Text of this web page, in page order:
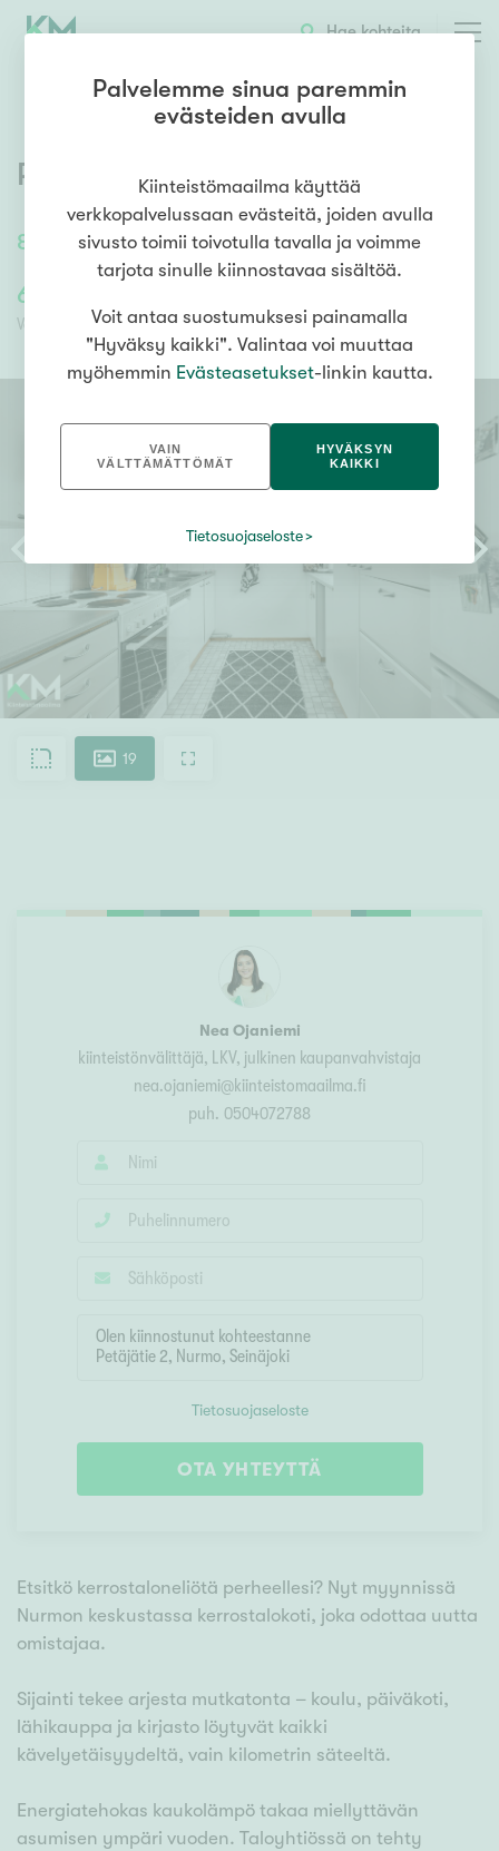
Hae kohteita
82 4h, k, ph, erill. wc, lasitettu parveke
Petäjätie 2,Nurmo,Seinäjoki
69 000,00 €
Velaton hinta Myyntihinta
19
Nea Ojaniemi
kiinteistönvälittäjä, LKV, julkinen kaupanvahvistaja
nea.ojaniemi@kiinteistomaailma.fi
puh. 0504072788
Tietosuojaseloste
OTA YHTEYTTÄ
Etsitkö kerrostaloneliötä perheellesi? Nyt myynnissä
Nurmon keskustassa kerrostalokoti, joka odottaa uutta
omistajaa.
Sijainti tekee arjesta mutkatonta – koulu, päiväkoti,
lähikauppa ja kirjasto löytyvät kaikki
kävelyetäisyydeltä, vain kilometrin säteeltä.
Energiatehokas kaukolämpö takaa miellyttävän
asumisen ympäri vuoden. Taloyhtiössä on tehty
Palvelemme sinua paremmin
evästeiden avulla
Kiinteistömaailma käyttää
verkkopalvelussaan evästeitä, joiden avulla
sivusto toimii toivotulla tavalla ja voimme
tarjota sinulle kiinnostavaa sisältöä.
Voit antaa suostumuksesi painamalla
"Hyväksy kaikki". Valintaa voi muuttaa
myöhemmin Evästeasetukset-linkin kautta.
VAIN
VÄLTTÄMÄTTÖMÄT
HYVÄKSYN
KAIKKI
Tietosuojaseloste